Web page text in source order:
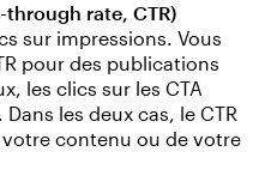
rate, CTR)
sur impressions. Vous
pour des publications
les clics sur les CTA
les deux cas, le CTR
contenu ou de votre